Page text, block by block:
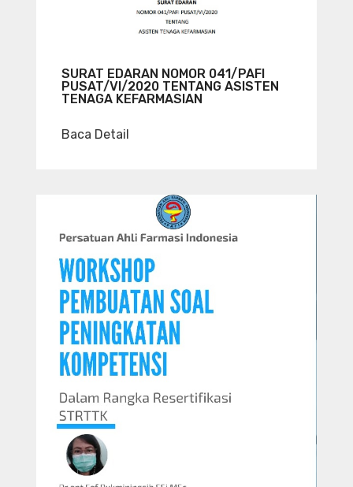
SURAT EDARAN NOMOR 041/PAFI
PUSAT/VI/2020 TENTANG ASISTEN
TENAGA KEFARMASIAN
Baca Detail